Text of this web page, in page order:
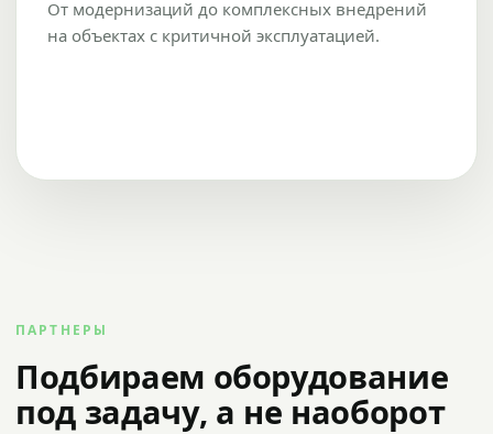
От модернизаций до комплексных внедрений
на объектах с критичной эксплуатацией.
ПАРТНЕРЫ
Подбираем оборудование
под задачу, а не наоборот